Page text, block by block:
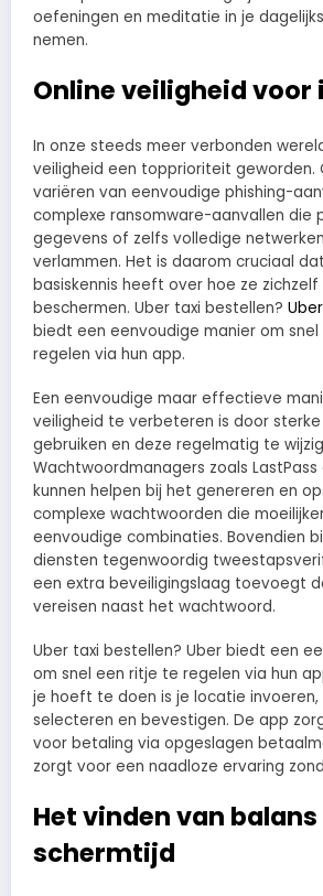
oefeningen en meditatie in je
nemen.
Online veiligheid voor
In onze steeds meer verbonden
veiligheid een topprioriteit geworden.
variëren van eenvoudige phishing-
complexe ransomware-aanvallen die
gegevens of zelfs volledige
verlammen. Het is daarom cruciaal
basiskennis heeft over hoe ze zichzelf
beschermen. Uber taxi bestellen?
biedt een eenvoudige manier om
regelen via hun app.
Een eenvoudige maar effectieve
veiligheid te verbeteren is door
gebruiken en deze regelmatig te
Wachtwoordmanagers zoals LastPass
kunnen helpen bij het genereren en
complexe wachtwoorden die
eenvoudige combinaties. Bovendien
diensten tegenwoordig
een extra beveiligingslaag toevoegt
vereisen naast het wachtwoord.
Uber taxi bestellen? Uber biedt een
om snel een ritje te regelen via hun
je hoeft te doen is je locatie
selecteren en bevestigen. De app
voor betaling via opgeslagen
zorgt voor een naadloze ervaring
Het vinden van balans
schermtijd